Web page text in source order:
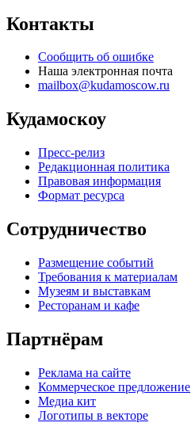
Контакты
Сообщить об ошибке
Наша электронная почта
mailbox@kudamoscow.ru
Кудамоскоу
Пресс-релиз
Редакционная политика
Правовая информация
Формат ресурса
Сотрудничество
Размещение событий
Требования к материалам
Музеям и выставкам
Ресторанам и кафе
Партнёрам
Реклама на сайте
Коммерческое предложение
Медиа кит
Логотипы в векторе